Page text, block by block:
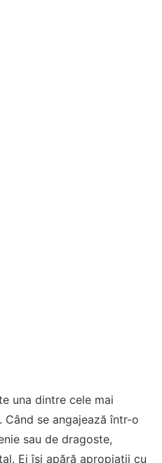
una dintre cele mai
se angajează într-o
sau de dragoste,
Ei își apără apropiații cu